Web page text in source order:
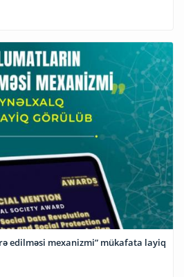
edilməsi mexanizmi” mükafata layiq